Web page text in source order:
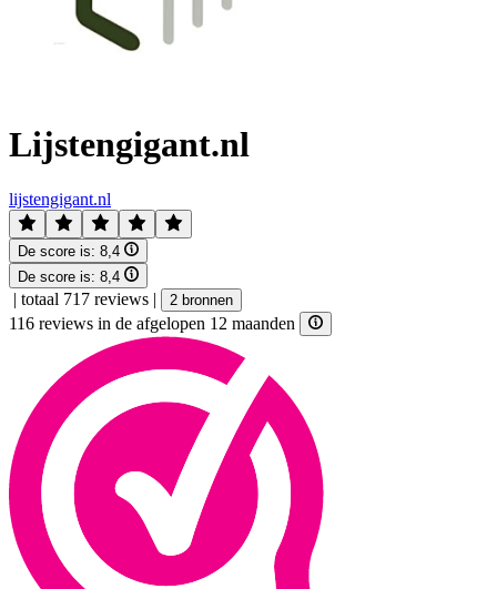
Lijstengigant.nl
lijstengigant.nl
De score is: 8,4
De score is: 8,4
| totaal 717 reviews | 2 bronnen
116 reviews in de afgelopen 12 maanden